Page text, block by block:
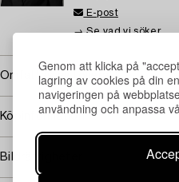
Genom att klicka på
lagring av cookies på din
navigeringen på
användning och anpassa
E-post
→ Se vad vi söker
Omfattas av följerätt
Köpinformation
Bildrättigheter